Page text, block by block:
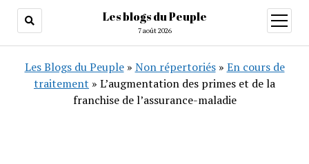
Les blogs du Peuple
7 août 2026
ouvrir
menu
Les Blogs du Peuple» Non répertoriés» En cours de
traitement » L’augmentation des primes et de la
franchise de l’assurance-maladie